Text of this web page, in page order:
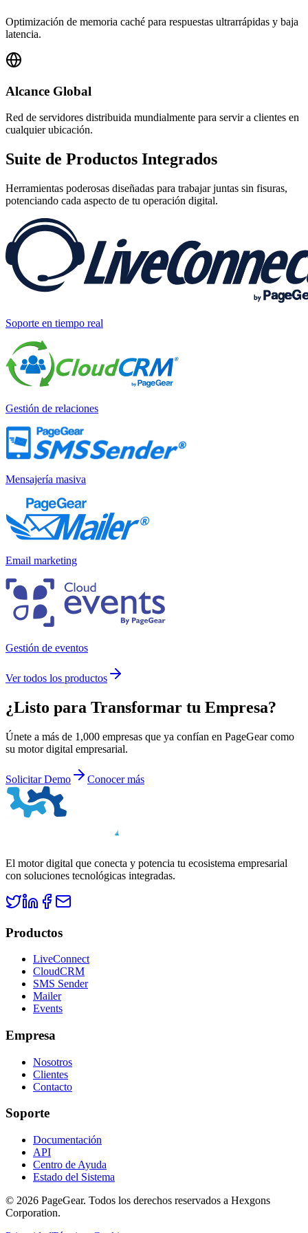
Optimización de memoria caché para respuestas ultrarrápidas y baja
latencia.
Alcance Global
Red de servidores distribuida mundialmente para servir a clientes en
cualquier ubicación.
Suite de Productos Integrados
Herramientas poderosas diseñadas para trabajar juntas sin fisuras,
potenciando cada aspecto de tu operación digital.
Soporte en tiempo real
Gestión de relaciones
Mensajería masiva
Email marketing
Gestión de eventos
Ver todos los productos
¿Listo para Transformar tu Empresa?
Únete a más de 1,000 empresas que ya confían en PageGear como
su motor digital empresarial.
Solicitar Demo Conocer más
El motor digital que conecta y potencia tu ecosistema empresarial
con soluciones tecnológicas integradas.
Productos
LiveConnect
CloudCRM
SMS Sender
Mailer
Events
Empresa
Nosotros
Clientes
Contacto
Soporte
Documentación
API
Centro de Ayuda
Estado del Sistema
© 2026 PageGear. Todos los derechos reservados a Hexgons
Corporation.